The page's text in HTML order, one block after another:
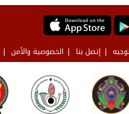
إتصل بنا الخصوصية والأمن